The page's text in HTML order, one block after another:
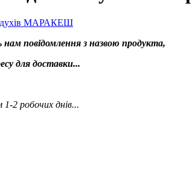
повідомлення з назвою продукта,
для доставки...
1-2 робочих днів...